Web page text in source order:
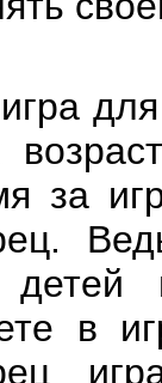
за
детей
в